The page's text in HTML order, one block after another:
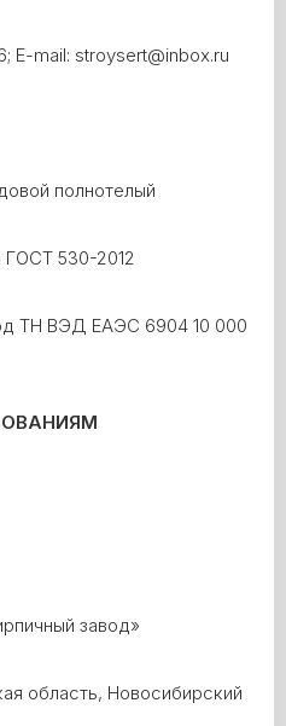
E-mail: stroysert@inbox.ru
полнотелый
ГОСТ 530-2012
ТН ВЭД ЕАЭС 6904 10 000
завод»
область, Новосибирский